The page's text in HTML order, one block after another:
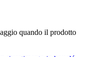
quando il prodotto